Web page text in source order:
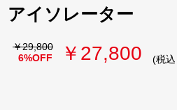
アイソレーター
￥29,800
6%OFF
￥27,800 (税